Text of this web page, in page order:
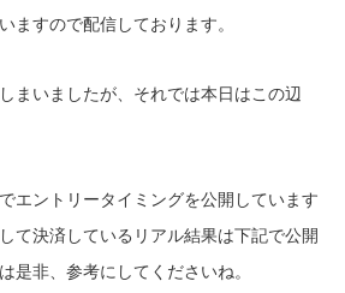
ますので配信しております。
まいましたが、それでは本日はこの辺
エントリータイミングを公開しています
て決済しているリアル結果は下記で公開
是非、参考にしてくださいね。